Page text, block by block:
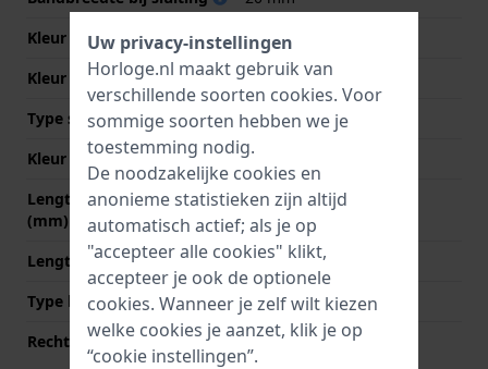
Kleur Band
Bruin
Kleur stiksel
Bruin
Type sluiting
Gesp
Kleur sluiting
Zilver
Lengte band op 12 uur
(mm)
75 mm
Lengte band op 6 uur (mm) 115 mm
Type bevestiging
Schroeven
Rechte bandaanzet
Nee
Uw privacy-instellingen
Horloge.nl maakt gebruik van
verschillende soorten cookies. Voor
sommige soorten hebben we je
toestemming nodig.
De noodzakelijke cookies en
anonieme statistieken zijn altijd
automatisch actief; als je op
"accepteer alle cookies" klikt,
accepteer je ook de optionele
cookies. Wanneer je zelf wilt kiezen
welke cookies je aanzet, klik je op
“cookie instellingen”.